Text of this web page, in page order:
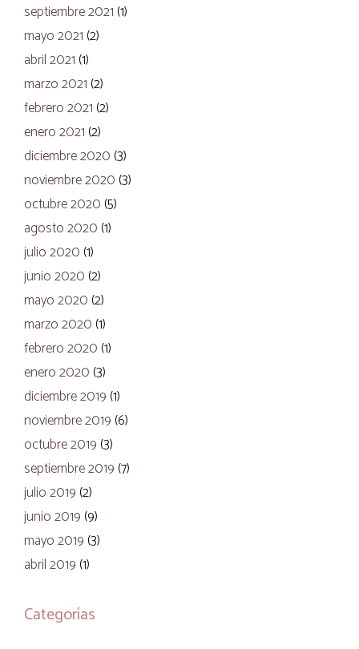
septiembre 2021 (1)
mayo 2021 (2)
abril 2021 (1)
marzo 2021 (2)
febrero 2021 (2)
enero 2021 (2)
diciembre 2020 (3)
noviembre 2020 (3)
octubre 2020 (5)
agosto 2020 (1)
julio 2020 (1)
junio 2020 (2)
mayo 2020 (2)
marzo 2020 (1)
febrero 2020 (1)
enero 2020 (3)
diciembre 2019 (1)
noviembre 2019 (6)
octubre 2019 (3)
septiembre 2019 (7)
julio 2019 (2)
junio 2019 (9)
mayo 2019 (3)
abril 2019 (1)
Categorías